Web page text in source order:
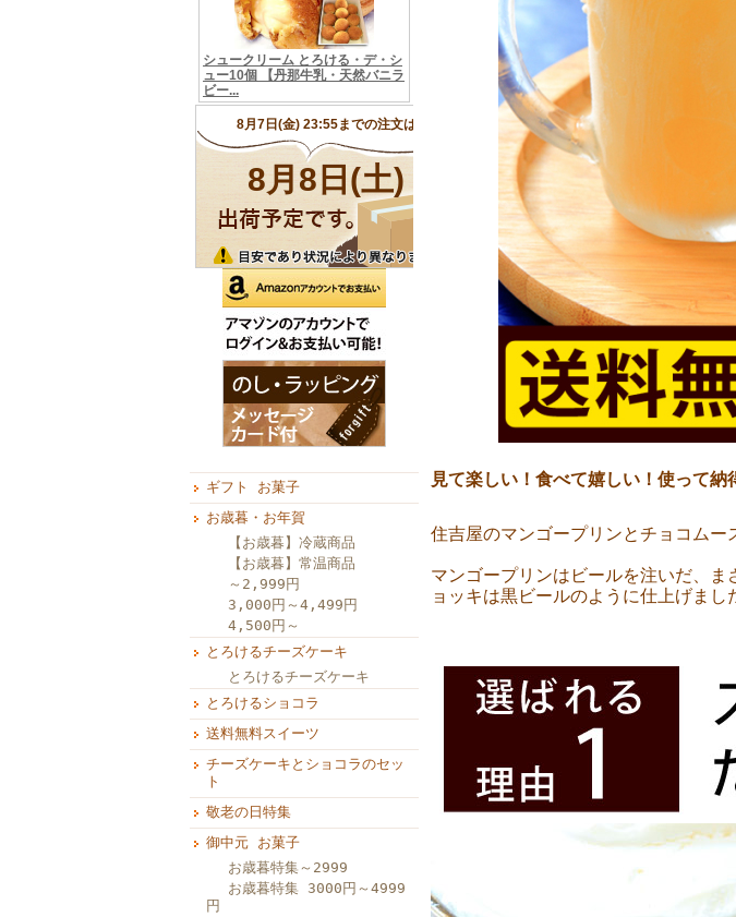
ギフト お菓子
お歳暮・お年賀
【お歳暮】冷蔵商品
【お歳暮】常温商品
～2,999円
3,000円～4,499円
4,500円～
とろけるチーズケーキ
とろけるチーズケーキ
とろけるショコラ
送料無料スイーツ
チーズケーキとショコラのセッ
ト
敬老の日特集
御中元 お菓子
お歳暮特集～2999
お歳暮特集 3000円～4999
円
見て楽しい！食べて嬉しい！使って納
住吉屋のマンゴープリンとチョコムー
マンゴープリンはビールを注いだ、
ョッキは黒ビールのように仕上げまし